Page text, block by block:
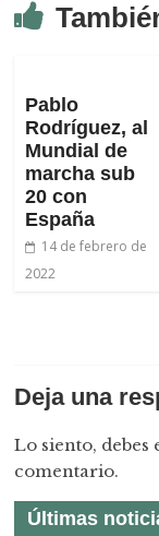
Pablo
Rodríguez, al
Mundial de
marcha sub
20 con
España
14 de febrero de
2022
Deja una
Lo siento, debes
comentario.
Últimas